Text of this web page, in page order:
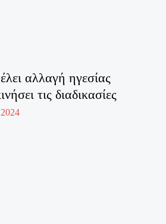
αλλαγή ηγεσίας
τις διαδικασίες